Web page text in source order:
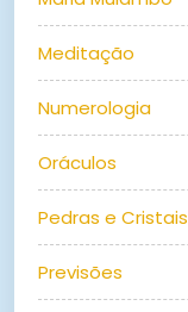
Meditação
Numerologia
Oráculos
Pedras e Cristais
Previsões